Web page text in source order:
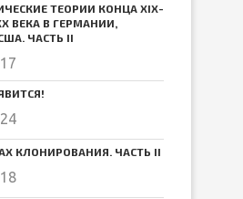
ТЕОРИИ КОНЦА ХIХ-
ВЕКА В ГЕРМАНИИ,
ЧАСТЬ II
КЛОНИРОВАНИЯ. ЧАСТЬ II